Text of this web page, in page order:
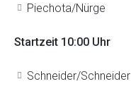
Piechota/Nürge
Startzeit 10:00 Uhr
Schneider/Schneider